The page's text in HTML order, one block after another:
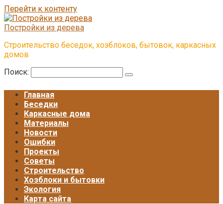
Перейти к контенту
Постройки из дерева
Строительство беседок, хозблоков, бытовок, каркасных
домов
Поиск:
Главная
Беседки
Каркасные дома
Материалы
Новости
Ошибки
Проекты
Советы
Строительство
Хозблоки и бытовки
Экология
Карта сайта